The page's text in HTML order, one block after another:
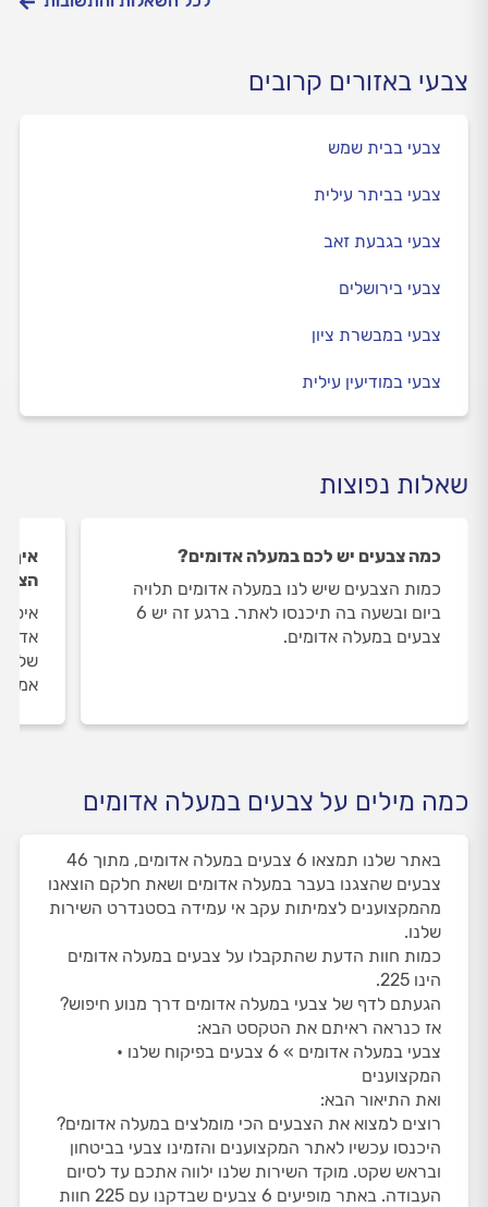
צבעי באזורים קרובים
צבעי בבית שמש
צבעי בביתר עילית
צבעי בגבעת זאב
צבעי בירושלים
צבעי במבשרת ציון
צבעי במודיעין עילית
שאלות נפוצות
כמה צבעים יש לכם במעלה אדומים?
כמות הצבעים שיש לנו במעלה אדומים תלויה
ביום ובשעה בה תיכנסו לאתר. ברגע זה יש 6
צבעים במעלה אדומים.
איך
כמה מילים על צבעים במעלה אדומים
באתר שלנו תמצאו 6 צבעים במעלה אדומים, מתוך 46
צבעים שהצגנו בעבר במעלה אדומים ושאת חלקם הוצאנו
מהמקצוענים לצמיתות עקב אי עמידה בסטנדרט השירות
שלנו.
כמות חוות הדעת שהתקבלו על צבעים במעלה אדומים
הינו 225.
הגעתם לדף של צבעי במעלה אדומים דרך מנוע חיפוש?
אז כנראה ראיתם את הטקסט הבא:
צבעי במעלה אדומים » 6 צבעים בפיקוח שלנו •
המקצוענים
ואת התיאור הבא:
רוצים למצוא את הצבעים הכי מומלצים במעלה אדומים?
היכנסו עכשיו לאתר המקצוענים והזמינו צבעי בביטחון
ובראש שקט. מוקד השירות שלנו ילווה אתכם עד לסיום
העבודה. באתר מופיעים 6 צבעים שבדקנו עם 225 חוות